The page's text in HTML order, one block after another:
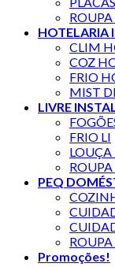
ROUPA
HOTELARIA
CLIM
COZ
FRIO
MIST
LIVRE
FRIO LI
LOUÇA
ROUPA
PEQ
Promoções!